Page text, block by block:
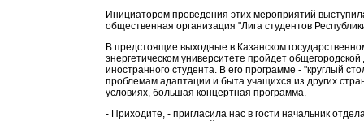
Инициатором проведения этих мероприятий
общественная организация "Лига студентов
В предстоящие выходные в Казанском
энергетическом университете пройдет общегородской
иностранного студента. В его программе - "круглый
проблемам адаптации и быта учащихся из других
условиях, большая концертная программа.
- Приходите, - пригласила нас в гости начальник